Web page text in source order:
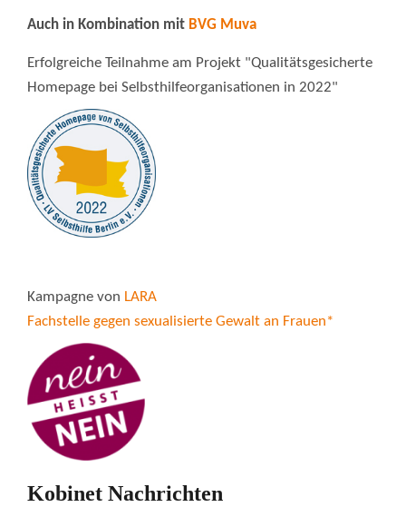
Auch in Kombination mit BVG Muva
Erfolgreiche Teilnahme am Projekt "Qualitätsgesicherte
Homepage bei Selbsthilfeorganisationen in 2022"
Kampagne von LARA
Fachstelle gegen sexualisierte Gewalt an Frauen*
Kobinet Nachrichten